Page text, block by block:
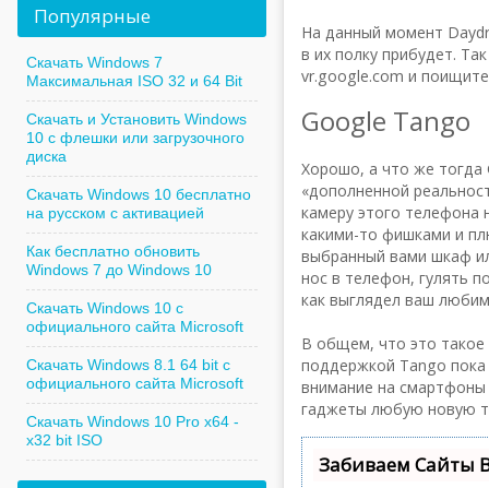
На данный момент
в их полку прибудет.
vr.google.com и
Google Tango
Хорошо, а что же тогда
«дополненной
камеру этого телефона
какими-то фишками и
выбранный вами шкаф
нос в телефон, гулять
как выглядел ваш
В общем, что это
поддержкой Tango
внимание на смартфоны
гаджеты любую новую
Забиваем Сайты
Популярные
Скачать Windows 7
Максимальная ISO 32 и 64 Bit
Скачать и Установить Windows
10 с флешки или загрузочного
диска
Скачать Windows 10 бесплатно
на русском с активацией
Как бесплатно обновить
Windows 7 до Windows 10
Скачать Windows 10 с
официального сайта Microsoft
Скачать Windows 8.1 64 bit с
официального сайта Microsoft
Скачать Windows 10 Pro x64 -
x32 bit ISO